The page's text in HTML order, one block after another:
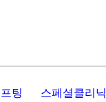
팅 스페셜클리닉